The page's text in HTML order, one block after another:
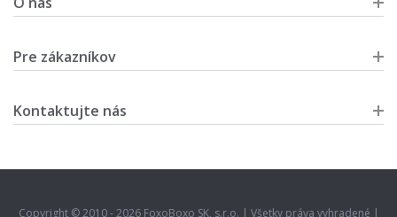
Pre zákazníkov
Kontaktujte nás
Copyright © 2010 - 2026 FoxoBoxo SK, s.r.o. | Všetky práva vyhradené |